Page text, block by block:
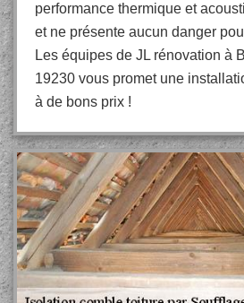
performance thermique et
et ne présente aucun danger
Les équipes de JL rénovation à
19230 vous promet une
à de bons prix !